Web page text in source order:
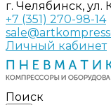
г. Челябинск, ул.
+7 (351) 270-98-14
Личный кабинет
Поиск